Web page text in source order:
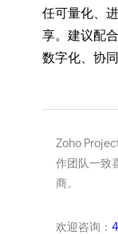
任可量化、
享。建议配
数字化、协
Zoho
作团队一致
商。
欢迎咨询：